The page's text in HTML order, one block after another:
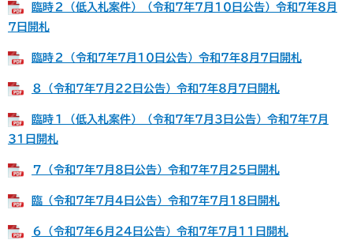
臨時２（低入札案件）（令和7年7月10日公告）令和7年8月
7日開札
臨時２（令和7年7月10日公告）令和7年8月7日開札
８（令和7年7月22日公告）令和7年8月7日開札
臨時１（低入札案件）（令和7年7月3日公告）令和7年7月
31日開札
７（令和7年7月8日公告）令和7年7月25日開札
臨（令和7年7月4日公告）令和7年7月18日開札
６（令和7年6月24日公告）令和7年7月11日開札